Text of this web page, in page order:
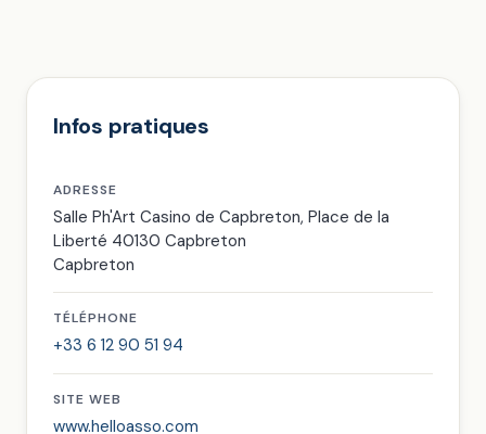
Infos pratiques
ADRESSE
Salle Ph'Art Casino de Capbreton, Place de la
Liberté 40130 Capbreton
Capbreton
TÉLÉPHONE
+33 6 12 90 51 94
SITE WEB
www.helloasso.com